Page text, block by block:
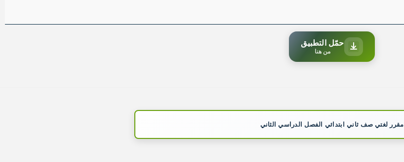
حمّل التطبيق
من هنا
مقرر لغتي صف ثاني ابتدائي الفصل الدراسي الثاني